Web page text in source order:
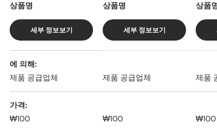
상품명
세부 정보보기
상품명
세부 정보보기
상품
에 의해
제품 공급업체
제품 공급업체 제품
가격
₩100
₩100 ₩100